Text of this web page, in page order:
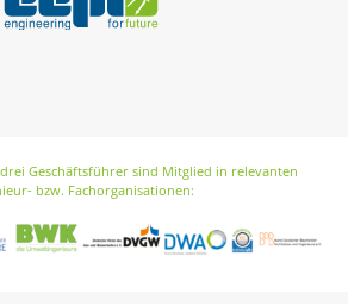
Geschäftsführer sind Mitglied in relevanten
bzw. Fachorganisationen: